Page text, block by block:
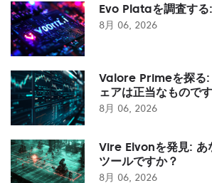
Evo Plataを調査する
8月 06, 2026
Valore Primeを探る:
ェアは正当なもので
8月 06, 2026
Vire Elvonを発見: あ
ツールですか？
8月 06, 2026